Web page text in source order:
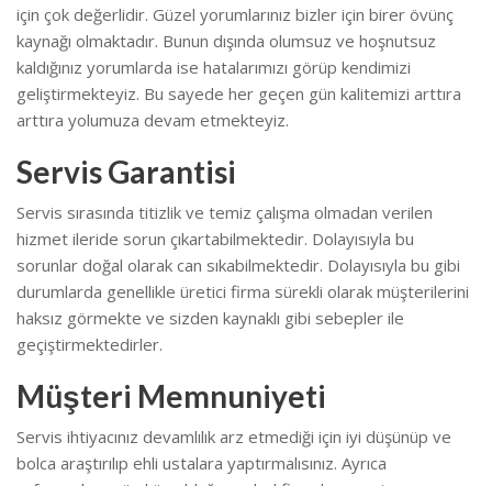
için çok değerlidir. Güzel yorumlarınız bizler için birer övünç
kaynağı olmaktadır. Bunun dışında olumsuz ve hoşnutsuz
kaldığınız yorumlarda ise hatalarımızı görüp kendimizi
geliştirmekteyiz. Bu sayede her geçen gün kalitemizi arttıra
arttıra yolumuza devam etmekteyiz.
Servis Garantisi
Servis sırasında titizlik ve temiz çalışma olmadan verilen
hizmet ileride sorun çıkartabilmektedir. Dolayısıyla bu
sorunlar doğal olarak can sıkabilmektedir. Dolayısıyla bu gibi
durumlarda genellikle üretici firma sürekli olarak müşterilerini
haksız görmekte ve sizden kaynaklı gibi sebepler ile
geçiştirmektedirler.
Müşteri Memnuniyeti
Servis ihtiyacınız devamlılık arz etmediği için iyi düşünüp ve
bolca araştırılıp ehli ustalara yaptırmalısınız. Ayrıca